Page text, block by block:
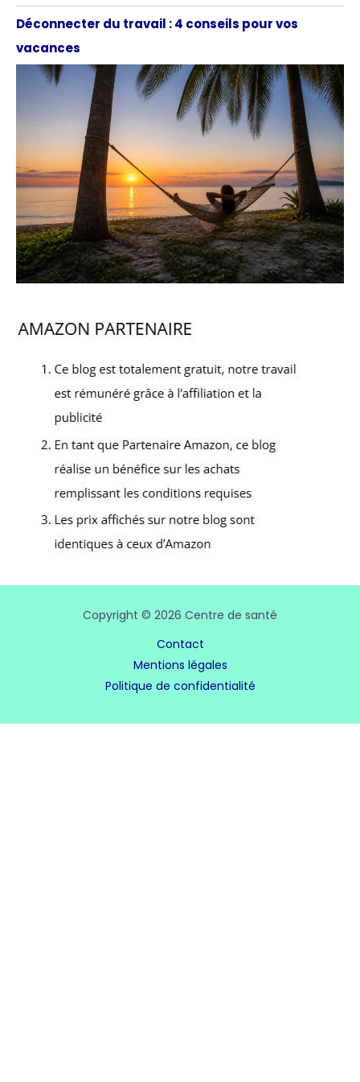
Déconnecter du travail : 4 conseils pour vos
vacances
Copyright © 2026 Centre de santé
Contact
Mentions légales
Politique de confidentialité